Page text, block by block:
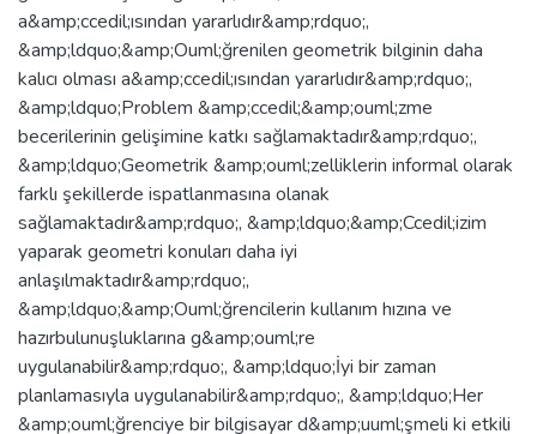
a&amp;ccedil;ısından yararlıdır&amp;rdquo;,
&amp;ldquo;&amp;Ouml;ğrenilen geometrik bilginin daha
kalıcı olması a&amp;ccedil;ısından yararlıdır&amp;rdquo;,
&amp;ldquo;Problem &amp;ccedil;&amp;ouml;zme
becerilerinin gelişimine katkı sağlamaktadır&amp;rdquo;,
&amp;ldquo;Geometrik &amp;ouml;zelliklerin informal olarak
farklı şekillerde ispatlanmasına olanak
sağlamaktadır&amp;rdquo;, &amp;ldquo;&amp;Ccedil;izim
yaparak geometri konuları daha iyi
anlaşılmaktadır&amp;rdquo;,
&amp;ldquo;&amp;Ouml;ğrencilerin kullanım hızına ve
hazırbulunuşluklarına g&amp;ouml;re
uygulanabilir&amp;rdquo;, &amp;ldquo;İyi bir zaman
planlamasıyla uygulanabilir&amp;rdquo;, &amp;ldquo;Her
&amp;ouml;ğrenciye bir bilgisayar d&amp;uuml;şmeli ki etkili